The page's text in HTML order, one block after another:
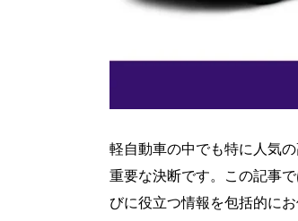
軽自動車の中でも特に人気
重要な決断です。この記事
びに役立つ情報を包括的にお